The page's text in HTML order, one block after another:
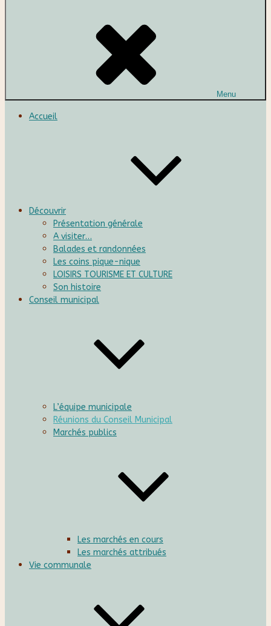
Menu
Accueil
Découvrir
Présentation générale
A visiter…
Balades et randonnées
Les coins pique-nique
LOISIRS TOURISME ET CULTURE
Son histoire
Conseil municipal
L’équipe municipale
Réunions du Conseil Municipal
Marchés publics
Les marchés en cours
Les marchés attribués
Vie communale